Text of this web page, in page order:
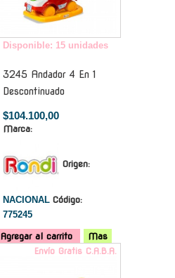
Disponible: 15 unidades
3245 Andador 4 En 1
Descontinuado
$104.100,00
Marca:
Origen:
NACIONAL Código:
775245
Agregar al carrito
Mas
Envío Gratis C.A.B.A.